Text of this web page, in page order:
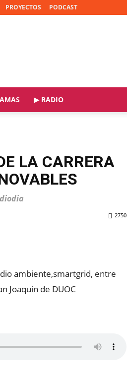
PROYECTOS PODCAST
▶ RADIO
LA CARRERA
2750
ambiente,smartgrid, entre
Joaquín de DUOC